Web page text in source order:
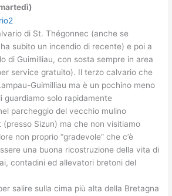
di St. Thégonnec (anche se
subito un incendio di recente) e poi a
di Guimilliau, con sosta sempre in area
service gratuito). Il terzo calvario che
Guimilliau ma è un pochino meno
guardiamo solo rapidamente
parcheggio del vecchio mulino
(presso Sizun) ma che non visitiamo
non proprio “gradevole” che c’è
una buona ricostruzione della vita di
contadini ed allevatori bretoni del
salire sulla cima più alta della Bretagna